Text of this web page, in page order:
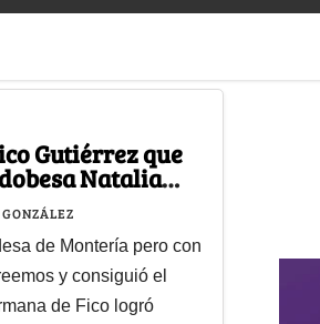
Gutiérrez que
Natalia
Tigre
de Montería pero con
y consiguió el
de Fico logró